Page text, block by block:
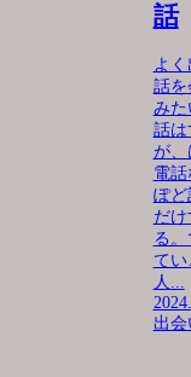
話
よ
話を
みた
話は
が、
電
ぽど
だ
る
て
人...
出